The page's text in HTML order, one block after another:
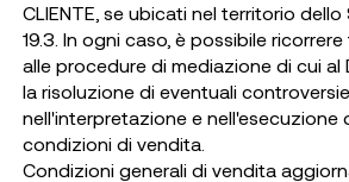
CLIENTE, se ubicati nel territorio dello
19.3. In ogni caso, è possibile
alle procedure di mediazione di cui al
la risoluzione di eventuali
nell'interpretazione e nell'esecuzione
condizioni di vendita.
Condizioni generali di vendita